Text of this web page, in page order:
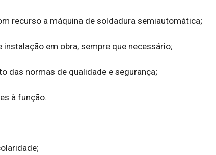
recurso a máquina de soldadura semiautomática;
instalação em obra, sempre que necessário;
das normas de qualidade e segurança;
à função.